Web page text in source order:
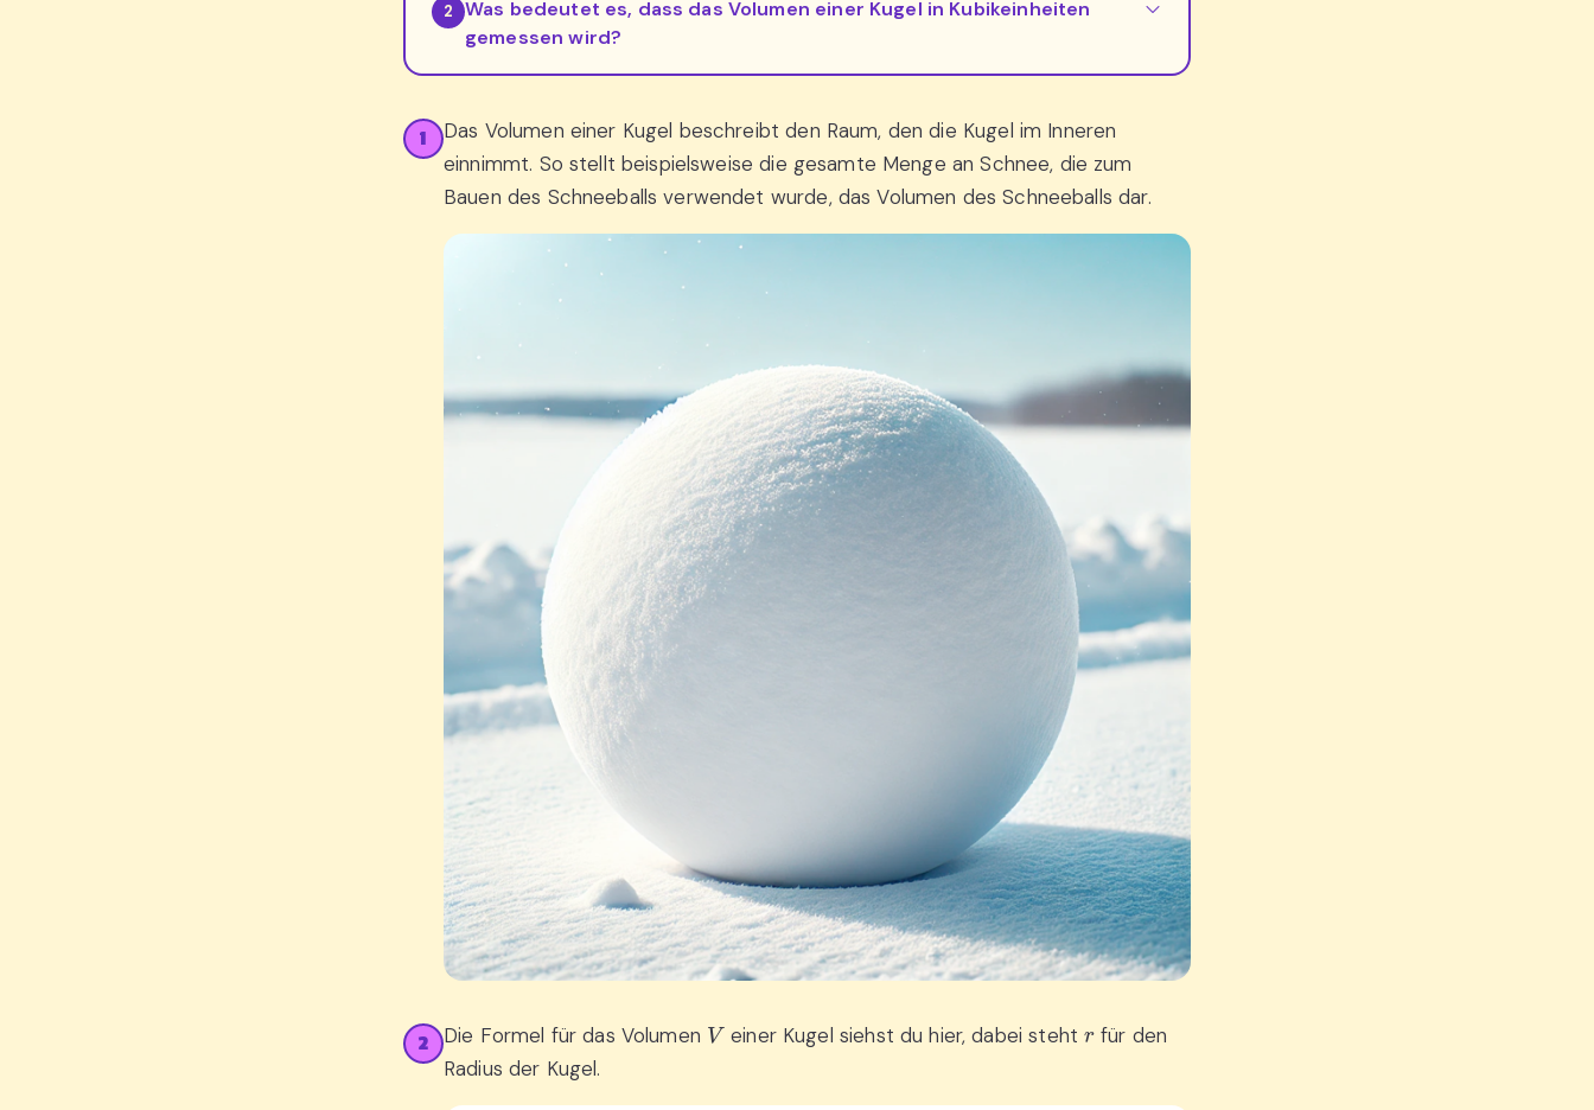
2
Was bedeutet es, dass das Volumen einer Kugel in Kubikeinheiten
gemessen wird?
1
Das Volumen einer Kugel beschreibt den Raum, den die Kugel im Inneren
einnimmt. So stellt beispielsweise die gesamte Menge an Schnee, die zum
Bauen des Schneeballs verwendet wurde, das Volumen des Schneeballs dar.
2 Die Formel für das Volumen Veiner Kugel siehst du hier, dabei steht für den
Radius der Kugel.